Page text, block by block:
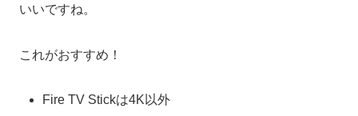
いいですね。
これがおすすめ！
Fire TV Stickは4K以外